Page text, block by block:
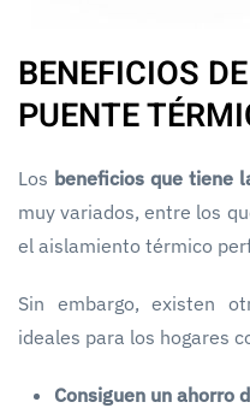
BENEFICIOS
PUENTE
Los beneficios que tiene
muy variados, entre los
el aislamiento térmico
Sin embargo, existen
ideales para los hogares
Consiguen un ahorro